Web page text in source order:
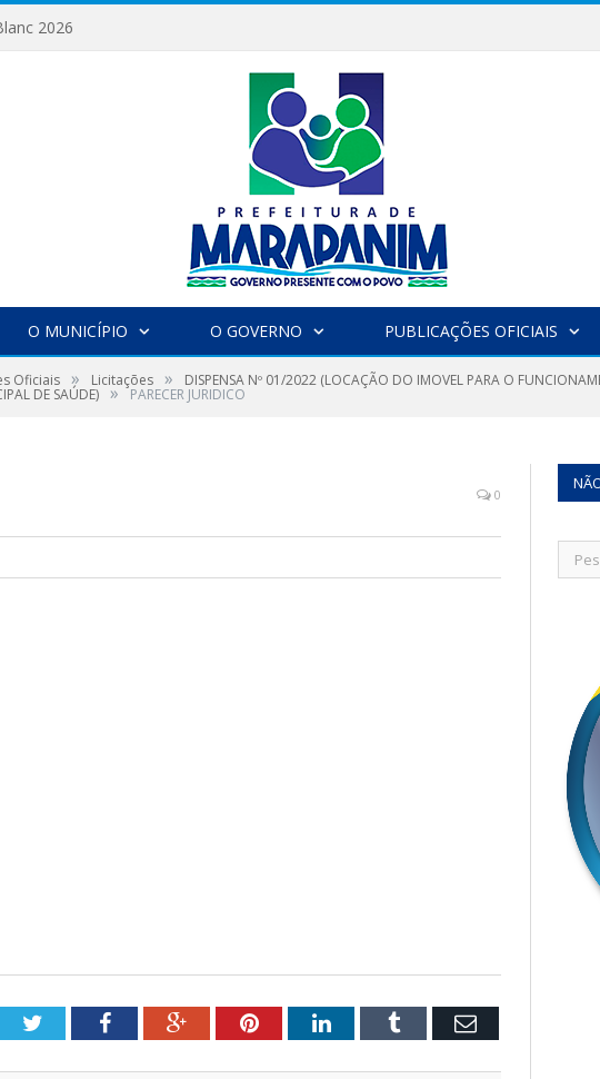
2026
O MUNICÍPIO O GOVERNO PUBLICAÇÕES OFICIAIS
Oficiais » Licitações » DISPENSA Nº 01/2022 (LOCAÇÃO DO IMOVEL PARA O
DE SAÚDE) » PARECER JURIDICO
0
TwitterFacebookGoogle+PinterestLinkedInTumblr Email